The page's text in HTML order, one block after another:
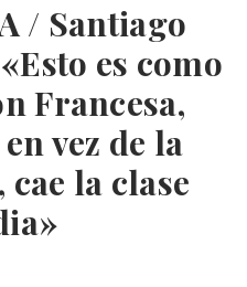
/ Santiago
es como
Francesa,
vez de la
la clase